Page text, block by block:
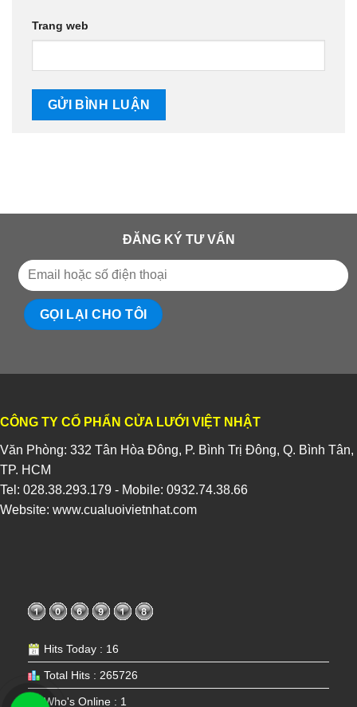
Trang web
ĐĂNG KÝ TƯ VẤN
CÔNG TY CỔ PHẨN CỬA LƯỚI VIỆT NHẬT
Văn Phòng: 332 Tân Hòa Đông, P. Bình Trị Đông, Q. Bình Tân,
TP. HCM
Tel: 028.38.293.179 - Mobile: 0932.74.38.66
Website: www.cualuoivietnhat.com
Hits Today : 16
Total Hits : 265726
Who's Online : 1